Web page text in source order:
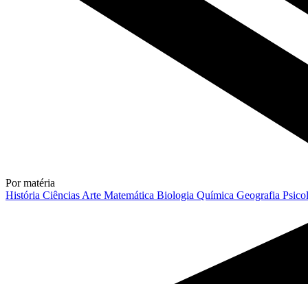
Por matéria
História Ciências Arte Matemática Biologia Química Geografia